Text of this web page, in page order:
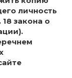
личность
18 закона о